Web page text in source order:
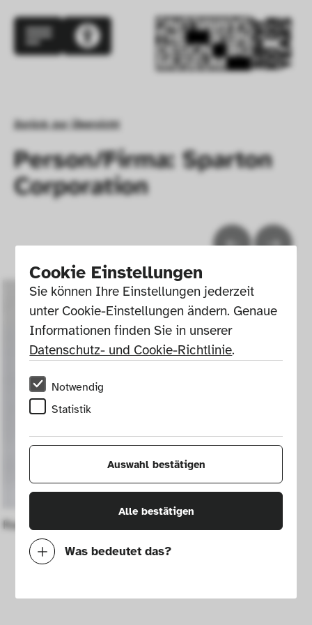
Cookie Einstellungen
Sie können Ihre Einstellungen jederzeit
unter Cookie-Einstellungen ändern. Genaue
Informationen finden Sie in unserer
Datenschutz- und Cookie-Richtlinie.
Notwendig
Statistik
Auswahl bestätigen
Alle bestätigen
Was bedeutet das?
Mit diesen Cookies können wir durch
Zurück zur Übersicht
Person/Firma: Sparton
Corporation
Radio "Nocturne", Modell 1186